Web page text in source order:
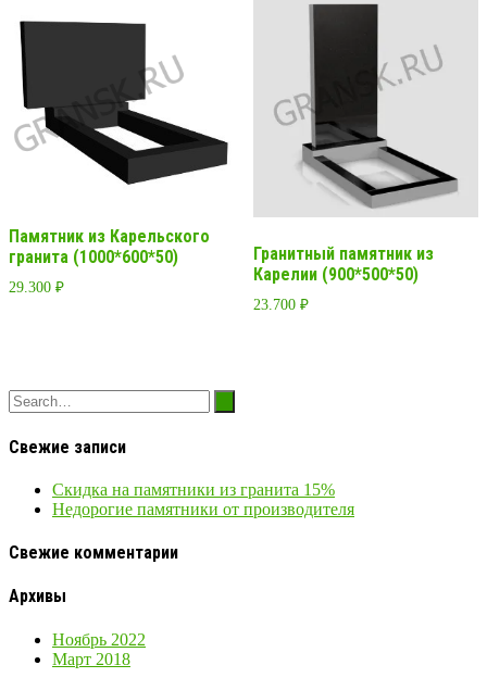
Памятник из Карельского
гранита (1000*600*50)
29.300 ₽
Гранитный памятник из
Карелии (900*500*50)
23.700 ₽
Свежие записи
Скидка на памятники из гранита 15%
Недорогие памятники от производителя
Свежие комментарии
Архивы
Ноябрь 2022
Март 2018